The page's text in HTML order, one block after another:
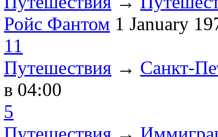
Ройс Фантом 1 January
11
Путешествия → Санкт-
в 04:00
5